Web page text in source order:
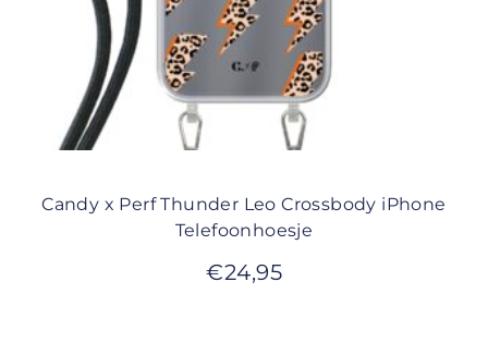
Candy x Perf Thunder Leo Crossbody iPhone
Telefoonhoesje
€24,95